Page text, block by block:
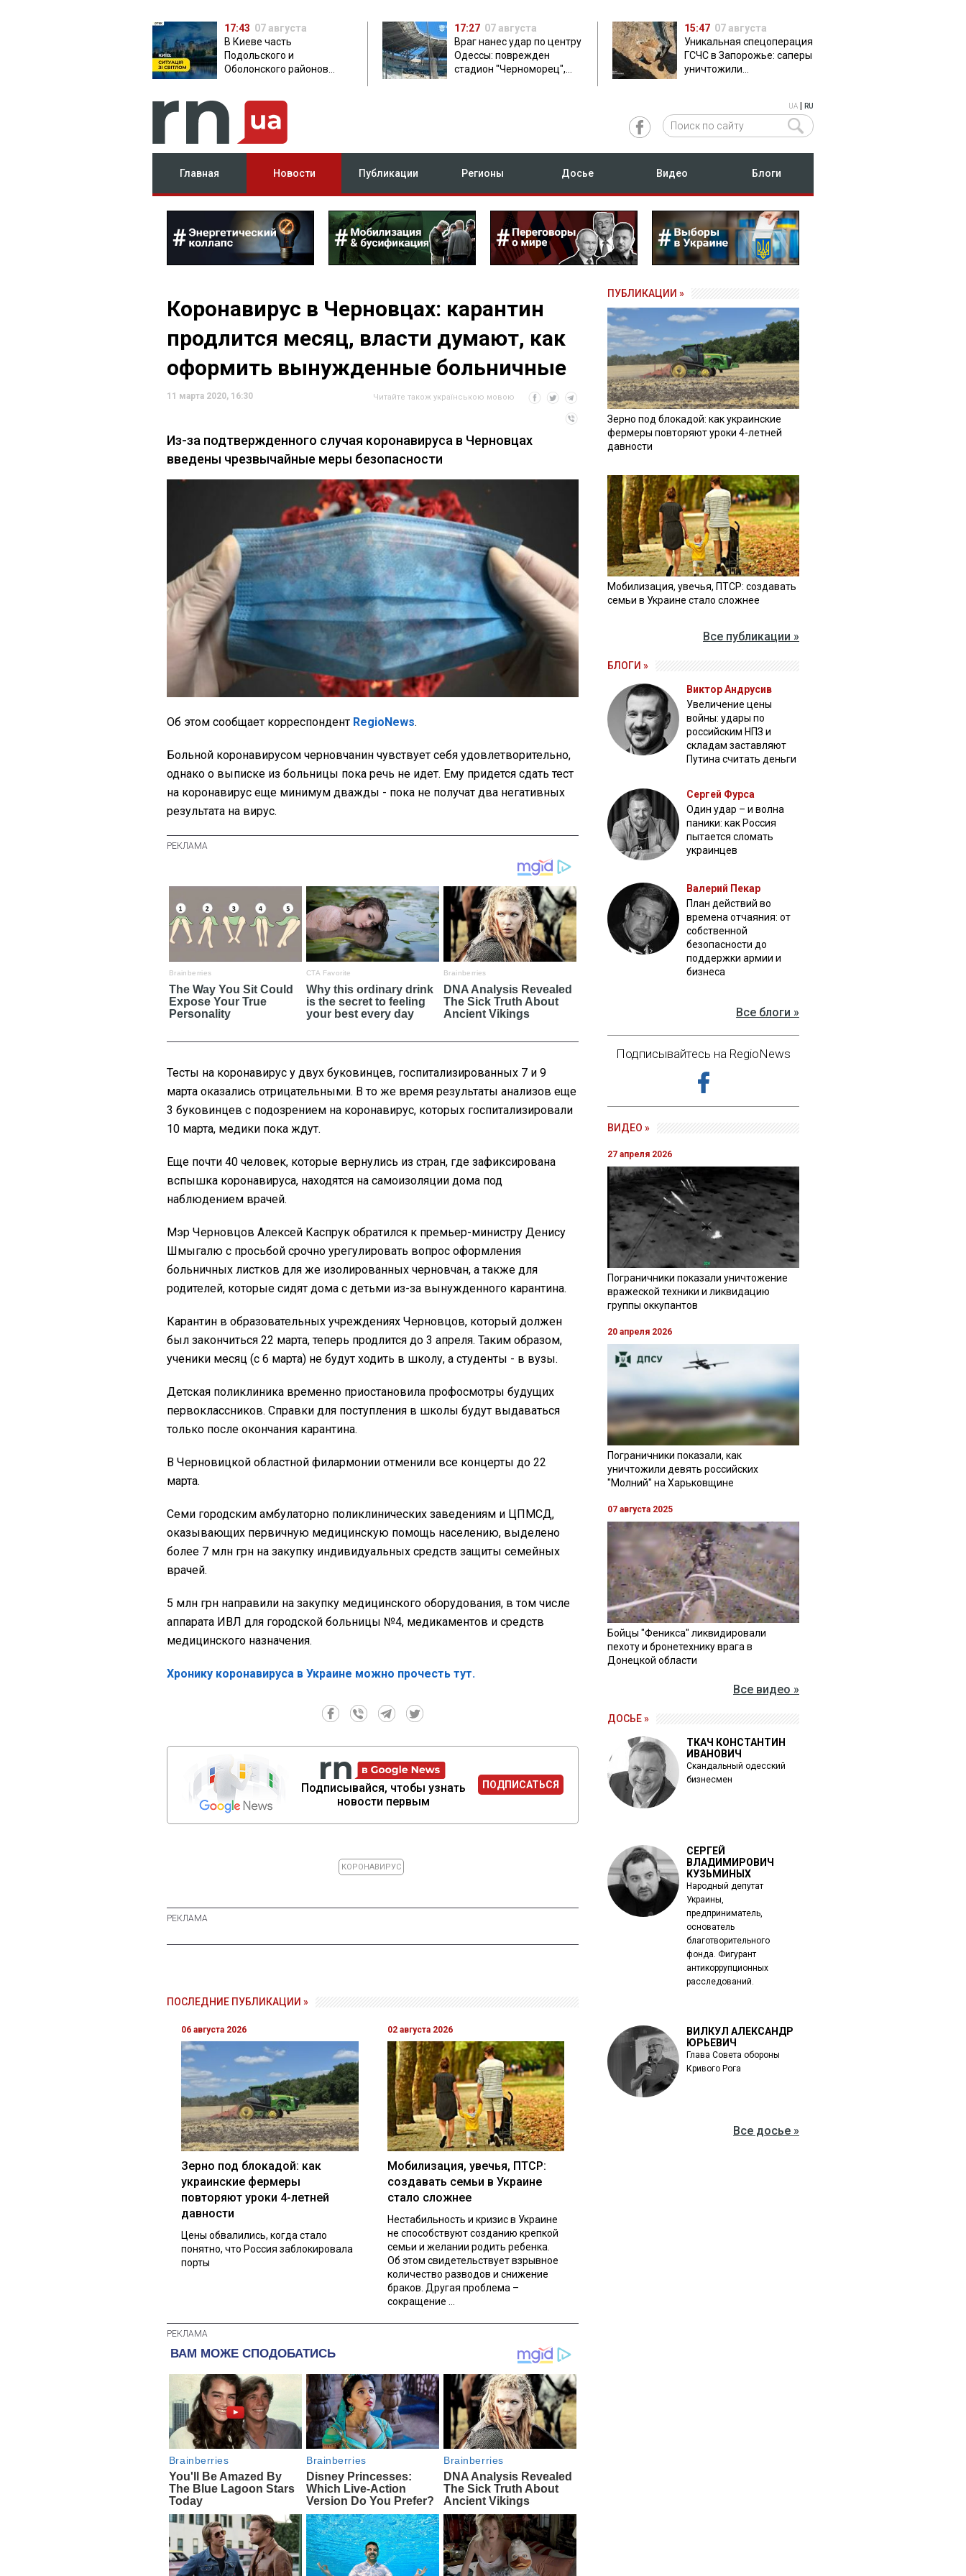
17:43 07 августа
В Киеве часть
Подольского и
Оболонского районов
17:27 07 августа
Враг нанес удар по центру
Одессы: поврежден
стадион "Черноморец",
15:47 07 августа
Уникальная спецоперация
ГСЧС в Запорожье: саперы
уничтожили
UA RU
Главная Новости Публикации Регионы Досье Видео Блоги
Коронавирус в Черновцах: карантин
продлится месяц, власти думают, как
оформить вынужденные больничные
11 марта 2020, 16:30 Читайте також українською мовою
Из-за подтвержденного случая коронавируса в Черновцах
введены чрезвычайные меры безопасности
Об этом сообщает корреспондент RegioNews.
Больной коронавирусом черновчанин чувствует себя удовлетворительно,
однако о выписке из больницы пока речь не идет. Ему придется сдать тест
на коронавирус еще минимум дважды - пока не получат два негативных
результата на вирус.
Тесты на коронавирус у двух буковинцев, госпитализированных 7 и 9
марта оказались отрицательными. В то же время результаты анализов еще
3 буковинцев с подозрением на коронавирус, которых госпитализировали
10 марта, медики пока ждут.
Еще почти 40 человек, которые вернулись из стран, где зафиксирована
вспышка коронавируса, находятся на самоизоляции дома под
наблюдением врачей.
Мэр Черновцов Алексей Каспрук обратился к премьер-министру Денису
Шмыгалю с просьбой срочно урегулировать вопрос оформления
больничных листков для же изолированных черновчан, а также для
родителей, которые сидят дома с детьми из-за вынужденного карантина.
Карантин в образовательных учреждениях Черновцов, который должен
был закончиться 22 марта, теперь продлится до 3 апреля. Таким образом,
ученики месяц (с 6 марта) не будут ходить в школу, а студенты - в вузы.
Детская поликлиника временно приостановила профосмотры будущих
первоклассников. Справки для поступления в школы будут выдаваться
только после окончания карантина.
В Черновицкой областной филармонии отменили все концерты до 22
марта.
Семи городским амбулаторно поликлинических заведениям и ЦПМСД,
оказывающих первичную медицинскую помощь населению, выделено
более 7 млн ​​грн на закупку индивидуальных средств защиты семейных
врачей.
5 млн грн направили на закупку медицинского оборудования, в том числе
аппарата ИВЛ для городской больницы №4, медикаментов и средств
медицинского назначения.
Хронику коронавируса в Украине можно прочесть тут.
Подписывайся, чтобы узнать
новости первым
ПОДПИСАТЬСЯ
КОРОНАВИРУС
ПОСЛЕДНИЕ ПУБЛИКАЦИИ »
06 августа 2026
Зерно под блокадой: как
украинские фермеры
повторяют уроки 4-летней
давности
Цены обвалились, когда стало
понятно, что Россия заблокировала
порты
02 августа 2026
Мобилизация, увечья, ПТСР:
создавать семьи в Украине
стало сложнее
Нестабильность и кризис в Украине
не способствуют созданию крепкой
семьи и желании родить ребенка.
Об этом свидетельствует взрывное
количество разводов и снижение
браков. Другая проблема –
сокращение ...
ПУБЛИКАЦИИ »
Зерно под блокадой: как украинские
фермеры повторяют уроки 4-летней
давности
Мобилизация, увечья, ПТСР: создавать
семьи в Украине стало сложнее
Все публикации »
БЛОГИ »
Виктор Андрусив
Увеличение цены
войны: удары по
российским НПЗ и
складам заставляют
Путина считать деньги
Сергей Фурса
Один удар – и волна
паники: как Россия
пытается сломать
украинцев
Валерий Пекар
План действий во
времена отчаяния: от
собственной
безопасности до
поддержки армии и
бизнеса
Все блоги »
Подписывайтесь на RegioNews
ВИДЕО »
27 апреля 2026
Пограничники показали уничтожение
вражеской техники и ликвидацию
группы оккупантов
20 апреля 2026
Пограничники показали, как
уничтожили девять российских
"Молний" на Харьковщине
07 августа 2025
Бойцы "Феникса" ликвидировали
пехоту и бронетехнику врага в
Донецкой области
Все видео »
ДОСЬЕ »
ТКАЧ КОНСТАНТИН
ИВАНОВИЧ
Скандальный одесский
бизнесмен
СЕРГЕЙ
ВЛАДИМИРОВИЧ
КУЗЬМИНЫХ
Народный депутат
Украины,
предприниматель,
основатель
благотворительного
фонда. Фигурант
антикоррупционных
расследований.
ВИЛКУЛ АЛЕКСАНДР
ЮРЬЕВИЧ
Глава Совета обороны
Кривого Рога
Все досье »